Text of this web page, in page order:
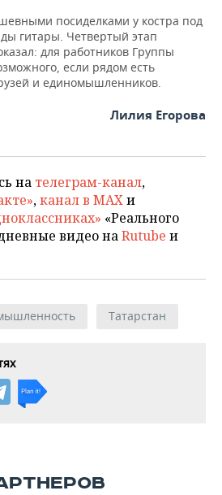
посиделками у костра под
гитары. Четвертый этап
для работников Группы
если рядом есть
и единомышленников.
Лилия Егорова
на телеграм-канал,
,канал в MAXи
«Реального
видео наRutube и
Татарстан